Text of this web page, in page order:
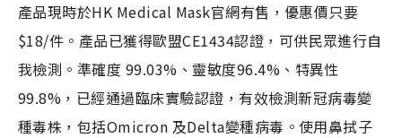
產品現時於HK Medical Mask官網有售，優惠價只要
$18/件。產品已獲得歐盟CE1434認證，可供民眾進行自
我檢測。準確度 99.03%、靈敏度96.4%、特異性
99.8%，已經通過臨床實驗認證，有效檢測新冠病毒變
種毒株，包括Omicron 及Delta變種病毒。使用鼻拭子